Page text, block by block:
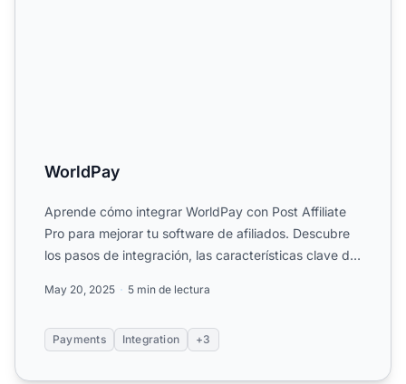
WorldPay
Aprende cómo integrar WorldPay con Post Affiliate
Pro para mejorar tu software de afiliados. Descubre
los pasos de integración, las características clave de
May 20, 2025 5 min de lectura
Payments Integration +3